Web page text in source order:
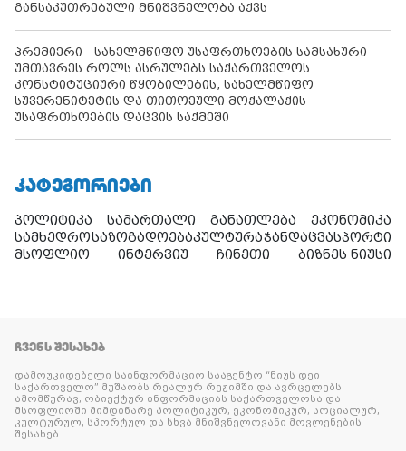
განსაკუთრებული მნიშვნელობა აქვს
პრემიერი - სახელმწიფო უსაფრთხოების სამსახური
უმთავრეს როლს ასრულებს საქართველოს
კონსტიტუციური წყობილების, სახელმწიფო
სუვერენიტეტის და თითოეული მოქალაქის
უსაფრთხოების დაცვის საქმეში
ᲙᲐᲢᲔᲒᲝᲠᲘᲔᲑᲘ
პოლიტიკა სამართალი განათლება
ეკონომიკა
სამხედროსაზოგადოებაკულტურაჯანდაცვასპორტი
მსოფლიო
ინტერვიუ ჩინეთი ბიზნეს ნიუსი
ᲩᲕᲔᲜᲡ ᲨᲔᲡᲐᲮᲔᲑ
დამოუკიდებელი საინფორმაციო სააგენტო “ნიუს დეი
საქართველო” მუშაობს რეალურ რეჟიმში და ავრცელებს
ამომწურავ, ობიექტურ ინფორმაციას საქართველოსა და
მსოფლიოში მიმდინარე პოლიტიკურ, ეკონომიკურ, სოციალურ,
კულტურულ, სპორტულ და სხვა მნიშვნელოვანი მოვლენების
შესახებ.